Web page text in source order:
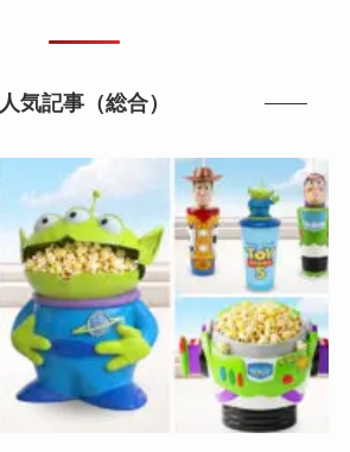
人気記事（総合）